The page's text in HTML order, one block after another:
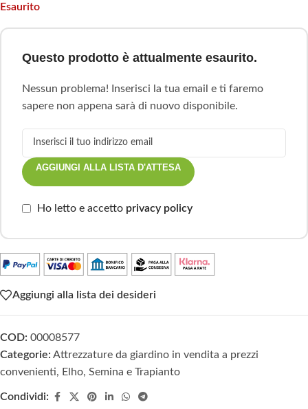
Esaurito
Questo prodotto è attualmente esaurito.
Nessun problema! Inserisci la tua email e ti faremo
sapere non appena sarà di nuovo disponibile.
AGGIUNGI ALLA LISTA D'ATTESA
Ho letto e accetto privacy policy
Aggiungi alla lista dei desideri
COD: 00008577
Categorie: Attrezzature da giardino in vendita a prezzi
convenienti, Elho, Semina e Trapianto
Condividi: